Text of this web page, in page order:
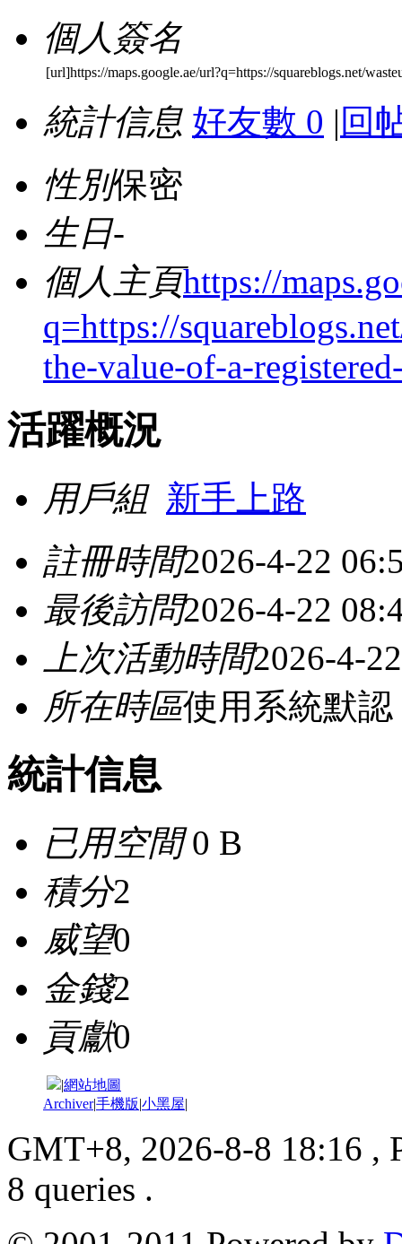
個人簽名
[url]https://maps.google.ae/url?q=https://squareblogs.net/
統計信息 好友數 0 | 回
性別保密
生日-
個人主頁https://
q=https://
the-value-of-a-
活躍概況
用戶組 新手上路
註冊時間2026-4-22
最後訪問2026-4-22
上次活動時間2026-4-
所在時區使用系統默認
統計信息
已用空間0 B
積分2
威望0
金錢2
貢獻0
|網站地圖
Archiver|手機版|小黑屋|
GMT+8, 2026-8-8 18:16 ,
8 queries .